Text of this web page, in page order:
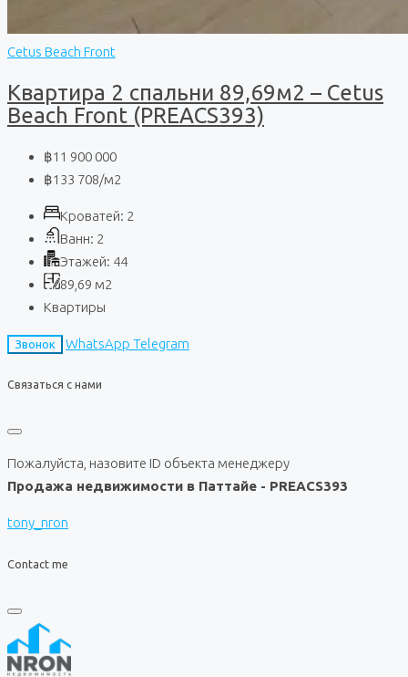
Cetus Beach Front
Квартира 2 спальни 89,69м2 – Cetus
Beach Front (PREACS393)
฿11 900 000
฿133 708/м2
Кроватей: 2
Ванн: 2
Этажей: 44
89,69 м2
Квартиры
Звонок WhatsApp Telegram
Связаться с нами
Пожалуйста, назовите ID объекта менеджеру
Продажа недвижимости в Паттайе - PREACS393
tony_nron
Contact me